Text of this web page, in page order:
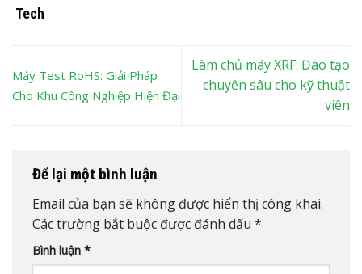
Tech
Máy Test RoHS: Giải Pháp
Cho Khu Công Nghiệp Hiện Đại
Làm chủ máy XRF: Đào tạo
chuyên sâu cho kỹ thuật
viên
Để lại một bình luận
Email của bạn sẽ không được hiển thị công khai.
Các trường bắt buộc được đánh dấu *
Bình luận *